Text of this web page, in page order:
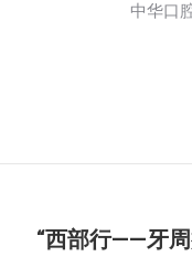
中华口
“西部行——牙